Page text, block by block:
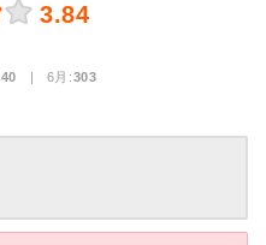
3.84
| 6月:303